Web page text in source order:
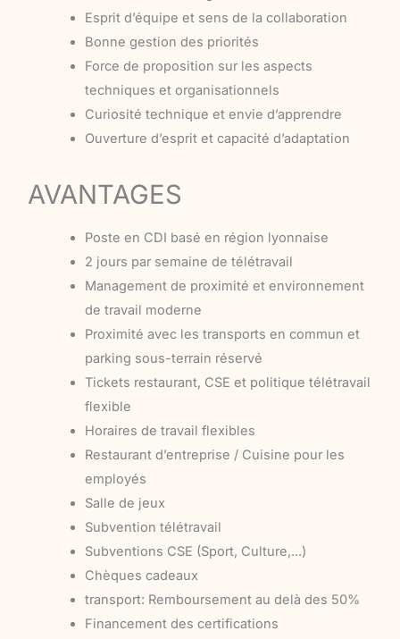
Esprit d’équipe et sens de la collaboration
Bonne gestion des priorités
Force de proposition sur les aspects
techniques et organisationnels
Curiosité technique et envie d’apprendre
Ouverture d’esprit et capacité d’adaptation
AVANTAGES
Poste en CDI basé en région lyonnaise
2 jours par semaine de télétravail
Management de proximité et environnement
de travail moderne
Proximité avec les transports en commun et
parking sous-terrain réservé
Tickets restaurant, CSE et politique télétravail
flexible
Horaires de travail flexibles
Restaurant d’entreprise / Cuisine pour les
employés
Salle de jeux
Subvention télétravail
Subventions CSE (Sport, Culture,...)
Chèques cadeaux
transport: Remboursement au delà des 50%
Financement des certifications